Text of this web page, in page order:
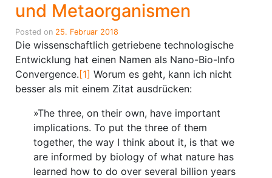
und Metaorganismen
Posted on 25. Februar 2018
Die wissenschaftlich getriebene technologische
Entwicklung hat einen Namen als Nano-Bio-Info
Convergence. [1] Worum es geht, kann ich nicht
besser als mit einem Zitat ausdrücken:
»The three, on their own, have important
implications. To put the three of them
together, the way I think about it, is that we
are informed by biology of what nature has
learned how to do over several billion years